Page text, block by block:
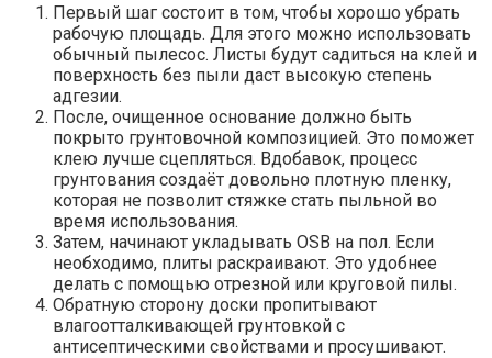
Первый шаг состоит в том, чтобы хорошо убрать
рабочую площадь. Для этого можно использовать
обычный пылесос. Листы будут садиться на клей и
поверхность без пыли даст высокую степень
адгезии.
После, очищенное основание должно быть
покрыто грунтовочной композицией. Это поможет
клею лучше сцепляться. Вдобавок, процесс
грунтования создаёт довольно плотную пленку,
которая не позволит стяжке стать пыльной во
время использования.
Затем, начинают укладывать OSB на пол. Если
необходимо, плиты раскраивают. Это удобнее
делать с помощью отрезной или круговой пилы.
Обратную сторону доски пропитывают
влагоотталкивающей грунтовкой с
антисептическими свойствами и просушивают.